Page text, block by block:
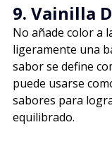
9. Vainilla
No añade color a
ligeramente una
sabor se define
puede usarse
sabores para
equilibrado.